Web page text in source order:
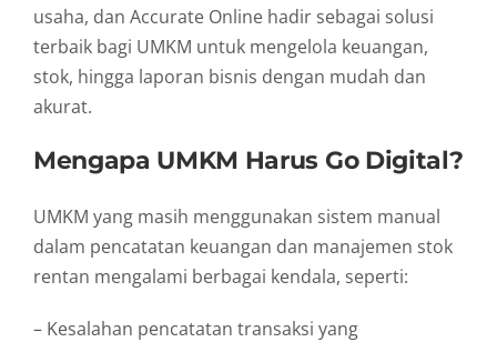
usaha, dan Accurate Online hadir sebagai solusi
terbaik bagi UMKM untuk mengelola keuangan,
stok, hingga laporan bisnis dengan mudah dan
akurat.
Mengapa UMKM Harus Go Digital?
UMKM yang masih menggunakan sistem manual
dalam pencatatan keuangan dan manajemen stok
rentan mengalami berbagai kendala, seperti:
– Kesalahan pencatatan transaksi yang